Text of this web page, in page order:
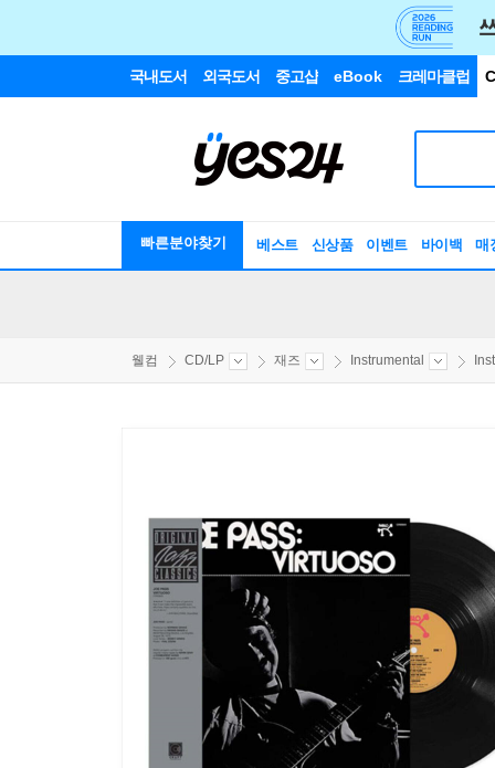
국내도서 외국도서 중고샵 eBook 크레마클럽
빠른분야찾기 베스트 신상품 이벤트 바이백 매
웰컴 CD/LP 재즈 Instrumental